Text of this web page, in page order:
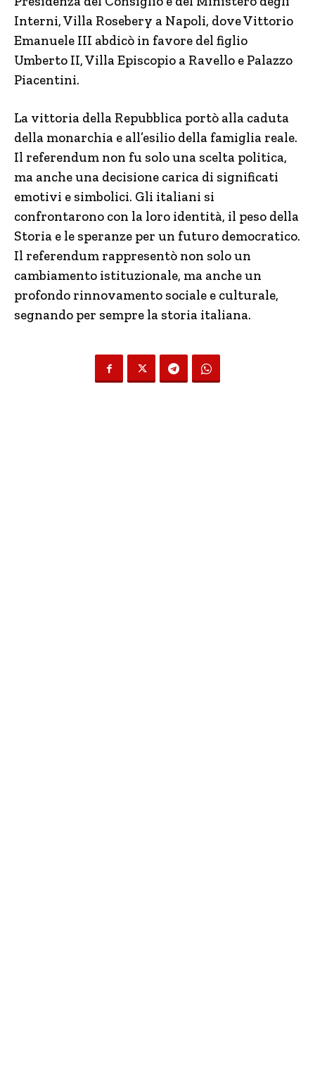
Interni, Villa Rosebery a Napoli, dove Vittorio
Emanuele III abdicò in favore del figlio
Umberto II, Villa Episcopio a Ravello e Palazzo
Piacentini.
La vittoria della Repubblica portò alla caduta
della monarchia e all’esilio della famiglia reale.
Il referendum non fu solo una scelta politica,
ma anche una decisione carica di significati
emotivi e simbolici. Gli italiani si
confrontarono con la loro identità, il peso della
Storia e le speranze per un futuro democratico.
Il referendum rappresentò non solo un
cambiamento istituzionale, ma anche un
profondo rinnovamento sociale e culturale,
segnando per sempre la storia italiana.